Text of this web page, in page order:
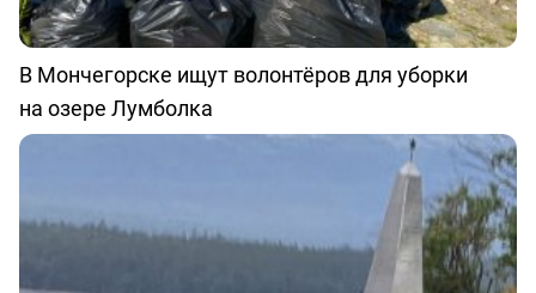
В Мончегорске ищут волонтёров для уборки
на озере Лумболка